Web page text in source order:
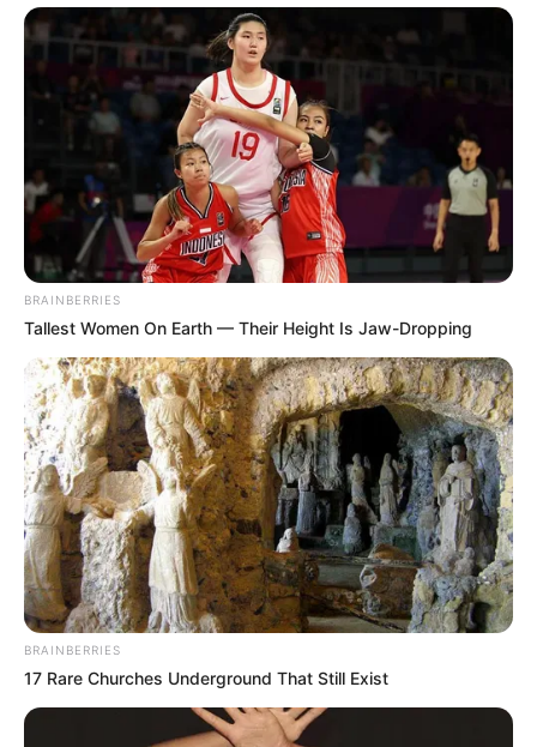
BRAINBERRIES
Tallest Women On Earth — Their Height Is Jaw-Dropping
BRAINBERRIES
17 Rare Churches Underground That Still Exist